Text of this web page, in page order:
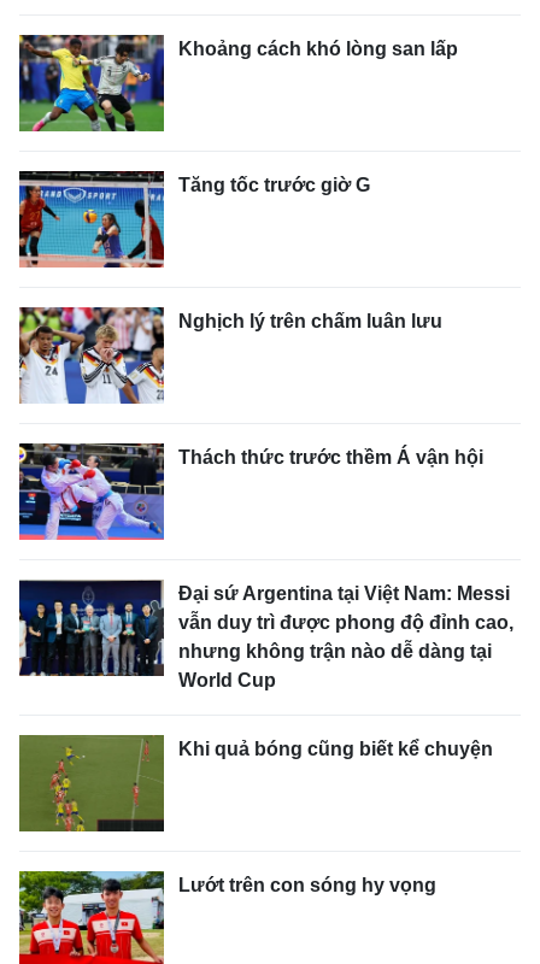
Khoảng cách khó lòng san lấp
Tăng tốc trước giờ G
Nghịch lý trên chấm luân lưu
Thách thức trước thềm Á vận hội
Đại sứ Argentina tại Việt Nam: Messi
vẫn duy trì được phong độ đỉnh cao,
nhưng không trận nào dễ dàng tại
World Cup
Khi quả bóng cũng biết kể chuyện
Lướt trên con sóng hy vọng